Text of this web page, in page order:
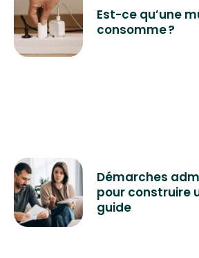
Est-ce qu’une
consomme ?
Démarches
pour construire
guide